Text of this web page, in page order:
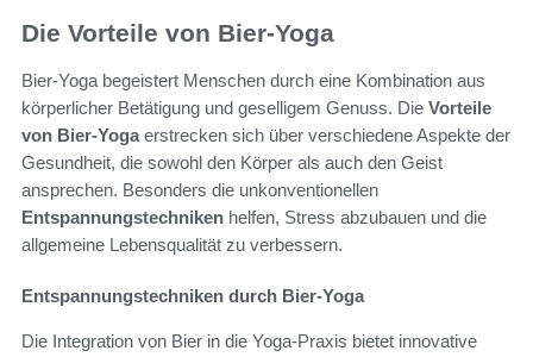
Die Vorteile von Bier-Yoga
Bier-Yoga begeistert Menschen durch eine Kombination aus
körperlicher Betätigung und geselligem Genuss. Die Vorteile
von Bier-Yogaerstrecken sich über verschiedene Aspekte der
Gesundheit, die sowohl den Körper als auch den Geist
ansprechen. Besonders die unkonventionellen
Entspannungstechniken helfen, Stress abzubauen und die
allgemeine Lebensqualität zu verbessern.
Entspannungstechniken durch Bier-Yoga
Die Integration von Bier in die Yoga-Praxis bietet innovative